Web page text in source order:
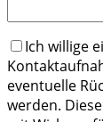
Ich willige
eventuelle
werden.